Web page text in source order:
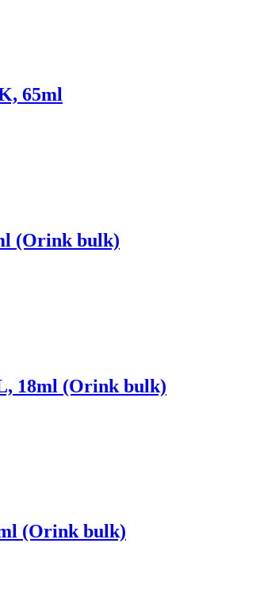
65ml
(Orink bulk)
18ml (Orink bulk)
(Orink bulk)